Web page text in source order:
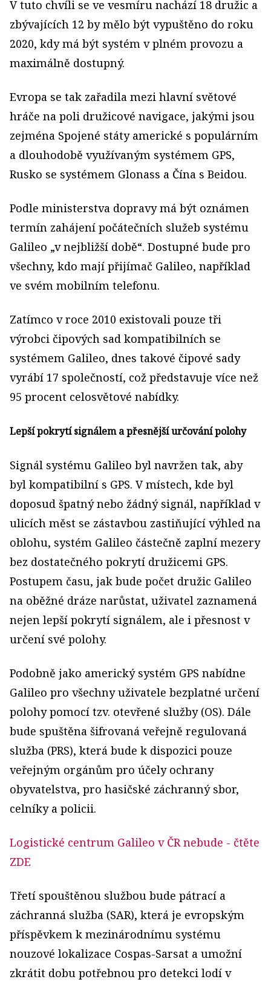
V tuto chvíli se ve vesmíru nachází 18 družic a
zbývajících 12 by mělo být vypuštěno do roku
2020, kdy má být systém v plném provozu a
maximálně dostupný.
Evropa se tak zařadila mezi hlavní světové
hráče na poli družicové navigace, jakými jsou
zejména Spojené státy americké s populárním
a dlouhodobě využívaným systémem GPS,
Rusko se systémem Glonass a Čína s Beidou.
Podle ministerstva dopravy má být oznámen
termín zahájení počátečních služeb systému
Galileo „v nejbližší době“. Dostupné bude pro
všechny, kdo mají přijímač Galileo, například
ve svém mobilním telefonu.
Zatímco v roce 2010 existovali pouze tři
výrobci čipových sad kompatibilních se
systémem Galileo, dnes takové čipové sady
vyrábí 17 společností, což představuje více než
95 procent celosvětové nabídky.
Lepší pokrytí signálem a přesnější určování polohy
Signál systému Galileo byl navržen tak, aby
byl kompatibilní s GPS. V místech, kde byl
doposud špatný nebo žádný signál, například v
ulicích měst se zástavbou zastiňující výhled na
oblohu, systém Galileo částečně zaplní mezery
bez dostatečného pokrytí družicemi GPS.
Postupem času, jak bude počet družic Galileo
na oběžné dráze narůstat, uživatel zaznamená
nejen lepší pokrytí signálem, ale i přesnost v
určení své polohy.
Podobně jako americký systém GPS nabídne
Galileo pro všechny uživatele bezplatné určení
polohy pomocí tzv. otevřené služby (OS). Dále
bude spuštěna šifrovaná veřejně regulovaná
služba (PRS), která bude k dispozici pouze
veřejným orgánům pro účely ochrany
obyvatelstva, pro hasičské záchranný sbor,
celníky a policii.
Logistické centrum Galileo v ČR nebude - čtěte
ZDE
Třetí spouštěnou službou bude pátrací a
záchranná služba (SAR), která je evropským
příspěvkem k mezinárodnímu systému
nouzové lokalizace Cospas-Sarsat a umožní
zkrátit dobu potřebnou pro detekci lodí v